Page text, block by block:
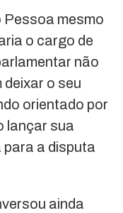
Pessoa mesmo
o cargo de
não
deixar o seu
orientado por
lançar sua
a disputa
ainda